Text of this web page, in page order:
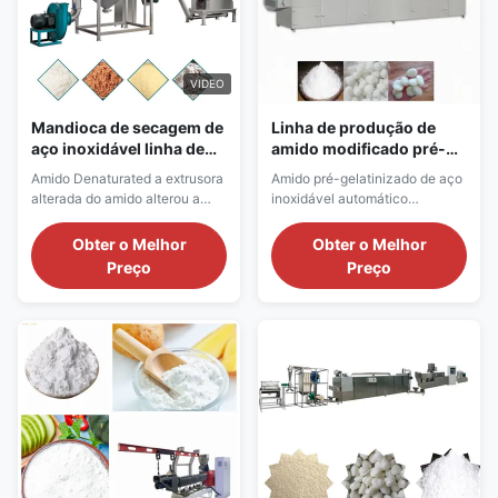
VIDEO
Mandioca de secagem de
aço inoxidável linha de
produção alterada do
amido
Amido Denaturated a extrusora
alterada do amido alterou a
linha de processamento do
amido A descrição do produto
amido Denaturated da
extrusora alterada do amido
amido alterado é um agente
eficaz e econômico da perda
fluida na água - líquidos de furo
...
Obter o Melhor
Preço
Linha de produção de
amido modificado pré-
gelatinizado de grau
alimentício
Amido pré-gelatinizado de aço
inoxidável automático
industrial fazer máquinas
Descrição do produto A
máquina industrial de amido
pré-gelatinizado usa amido
materiais principais, através do
processo de tratamento de ...
Obter o Melhor
Preço